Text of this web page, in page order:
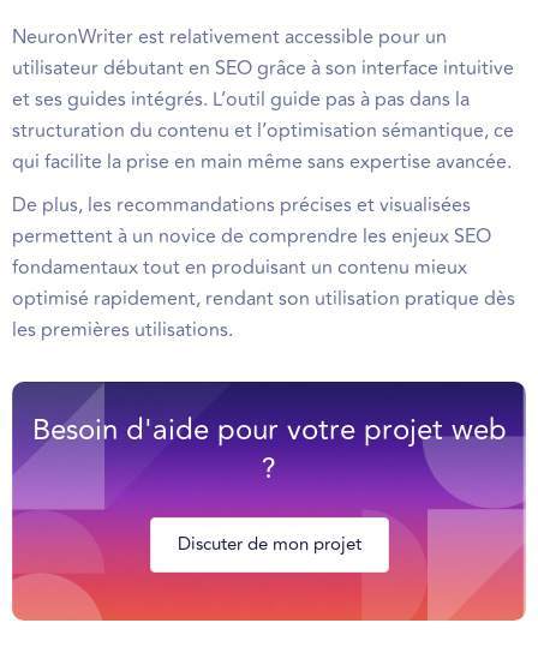
NeuronWriter est relativement accessible pour un
utilisateur débutant en SEO grâce à son interface intuitive
et ses guides intégrés. L’outil guide pas à pas dans la
structuration du contenu et l’optimisation sémantique, ce
qui facilite la prise en main même sans expertise avancée.
De plus, les recommandations précises et visualisées
permettent à un novice de comprendre les enjeux SEO
fondamentaux tout en produisant un contenu mieux
optimisé rapidement, rendant son utilisation pratique dès
les premières utilisations.
Besoin d'aide pour votre projet web
?
Discuter de mon projet